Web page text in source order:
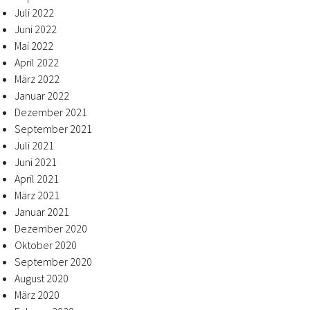
Juli 2022
Juni 2022
Mai 2022
April 2022
März 2022
Januar 2022
Dezember 2021
September 2021
Juli 2021
Juni 2021
April 2021
März 2021
Januar 2021
Dezember 2020
Oktober 2020
September 2020
August 2020
März 2020